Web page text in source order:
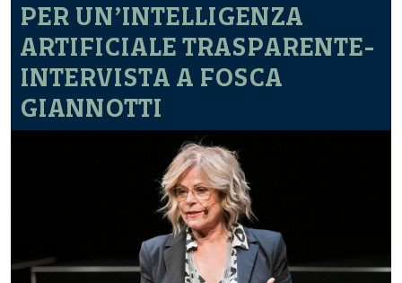
PER UN’INTELLIGENZA
ARTIFICIALE TRASPARENTE-
INTERVISTA A FOSCA
GIANNOTTI